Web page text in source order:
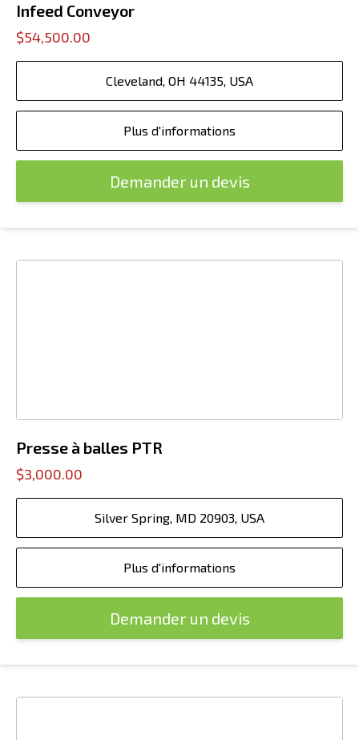
Infeed Conveyor
$54,500.00
Cleveland, OH 44135, USA
Plus d'informations
Demander un devis
Presse à balles PTR
$3,000.00
Silver Spring, MD 20903, USA
Plus d'informations
Demander un devis